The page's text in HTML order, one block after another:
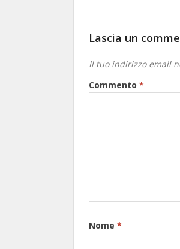
Lascia un
Il tuo indirizzo email
Commento *
Nome *